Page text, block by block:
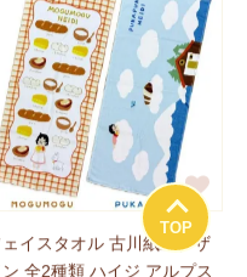
ェイスタオル 古川紙工デザ
ン 全2種類 ハイジ アルプス
TOP